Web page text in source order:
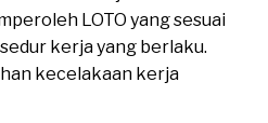
LOTO yang sesuai
kerja yang berlaku.
kecelakaan kerja